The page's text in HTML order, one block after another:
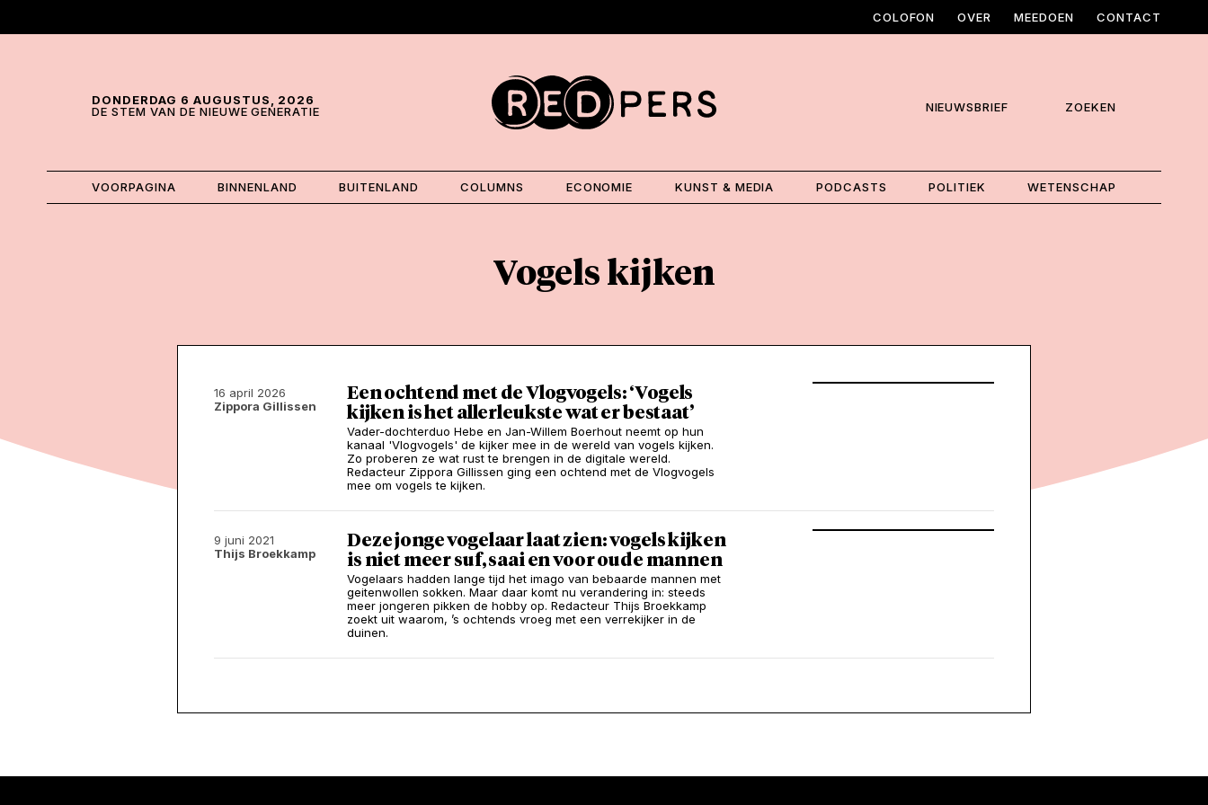
COLOFON OVER MEEDOEN CONTACT
DONDERDAG 6 AUGUSTUS, 2026
DE STEM VAN DE NIEUWE GENERATIE
NIEUWSBRIEF ZOEKEN
VOORPAGINA BINNENLAND BUITENLAND COLUMNS ECONOMIE KUNST & MEDIA PODCASTS POLITIEK WETENSCHAP
Vogels kijken
16 april 2026
Zippora Gillissen
Een ochtend met de Vlogvogels: ‘Vogels
kijken is het allerleukste wat er bestaat’
Vader-dochterduo Hebe en Jan-Willem Boerhout neemt op hun
kanaal 'Vlogvogels' de kijker mee in de wereld van vogels kijken.
Zo proberen ze wat rust te brengen in de digitale wereld.
Redacteur Zippora Gillissen ging een ochtend met de Vlogvogels
mee om vogels te kijken.
9 juni 2021
Thijs Broekkamp
Deze jonge vogelaar laat zien: vogels kijken
is niet meer suf, saai en voor oude mannen
Vogelaars hadden lange tijd het imago van bebaarde mannen met
geitenwollen sokken. Maar daar komt nu verandering in: steeds
meer jongeren pikken de hobby op. Redacteur Thijs Broekkamp
zoekt uit waarom, ’s ochtends vroeg met een verrekijker in de
duinen.